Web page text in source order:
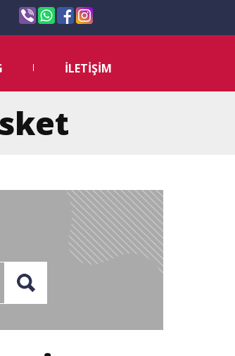
İLETİŞİM